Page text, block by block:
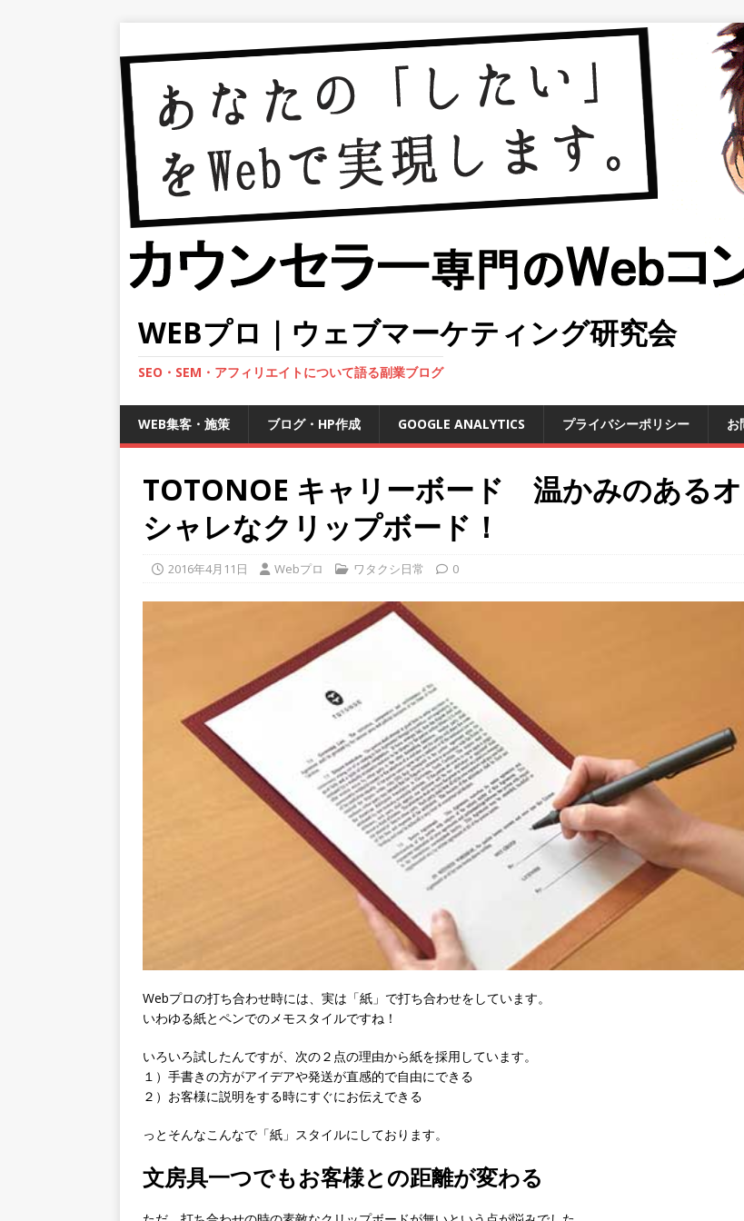
WEBプロ｜ウェブマーケティング研究会
SEO・SEM・アフィリエイトについて語る副業ブログ
WEB集客・施策 ブログ・HP作成 GOOGLE ANALYTICS プライバシーポリシー お
TOTONOE キャリーボード 温かみのあるオ
シャレなクリップボード！
2016年4月11日 Webプロ ワタクシ日常 0
Webプロの打ち合わせ時には、実は「紙」で打ち合わせをしています。
いわゆる紙とペンでのメモスタイルですね！
いろいろ試したんですが、次の２点の理由から紙を採用しています。
１）手書きの方がアイデアや発送が直感的で自由にできる
２）お客様に説明をする時にすぐにお伝えできる
っとそんなこんなで「紙」スタイルにしております。
文房具一つでもお客様との距離が変わる